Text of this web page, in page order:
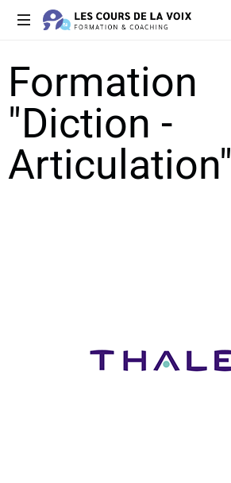
à
votre
écoute
Formation
"Diction -
Articulation"